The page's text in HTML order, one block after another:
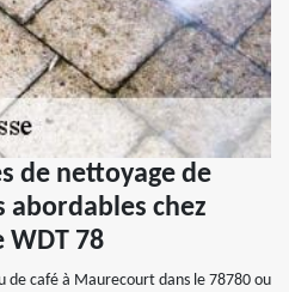
de nettoyage de
abordables chez
78
de café à Maurecourt dans le 78780 ou